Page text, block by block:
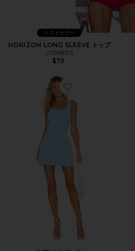
ベストセラー
HORIZON LONG SLEEVE トップ
LIONESS
$75
Favorite ACE ミニドレス